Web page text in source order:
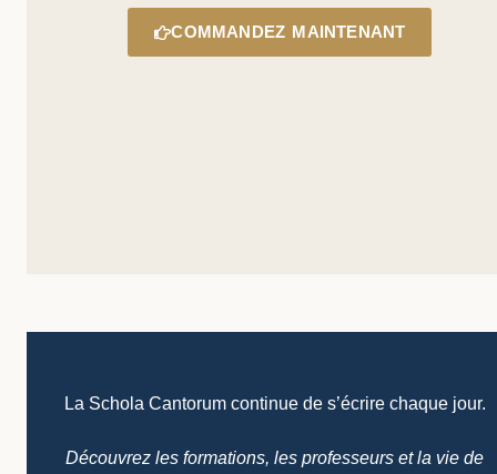
COMMANDEZ MAINTENANT
La Schola Cantorum continue de s’écrire chaque jour.
Découvrez les formations, les professeurs et la vie de